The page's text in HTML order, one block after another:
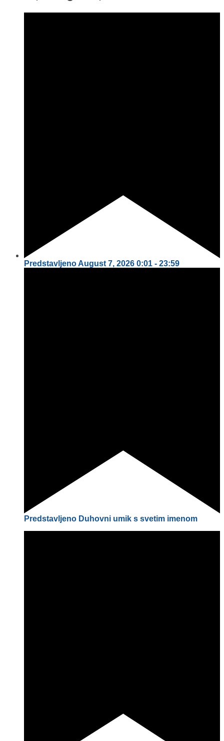
PredstavljenoAugust 7, 2026 0:01 - 23:59
Predstavljeno Duhovni umik s svetim imenom